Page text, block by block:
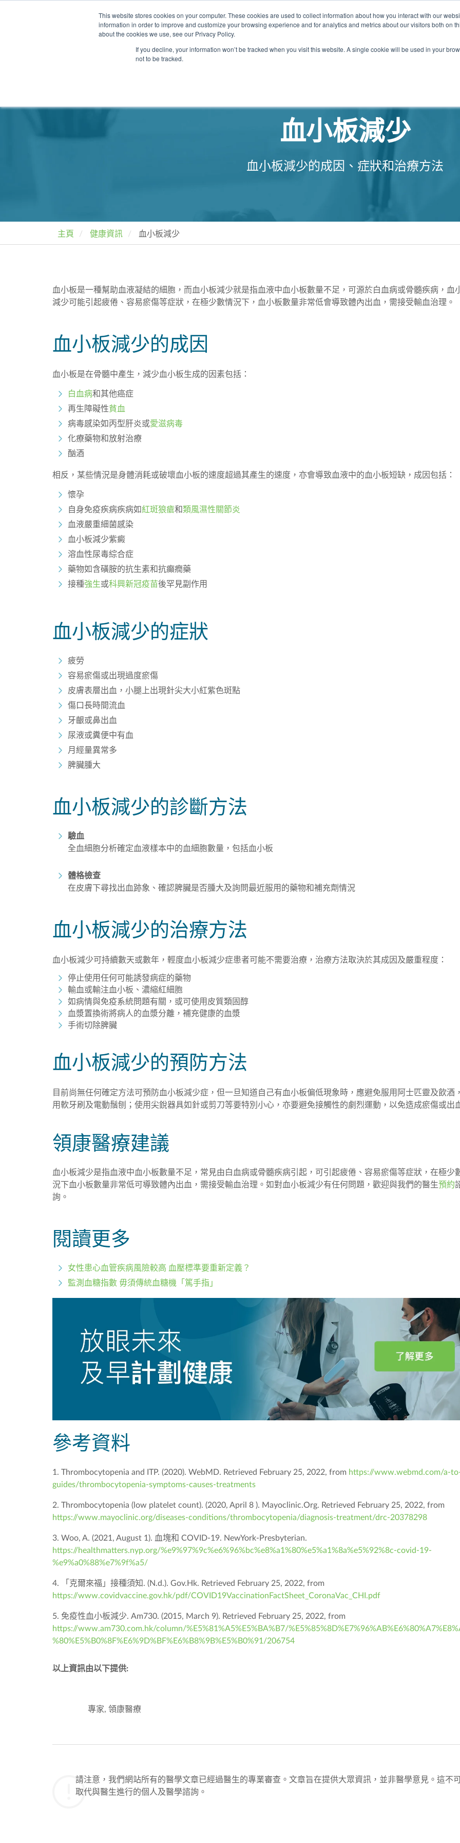
This website stores cookies on your computer. These cookies are used to collect information about how you interact with our
information in order to improve and customize your browsing experience and for analytics and metrics about our visitors both on
about the cookies we use, see our Privacy Policy.
If you decline, your information won’t be tracked when you visit this website. A single cookie will be used in your
not to be tracked.
關於我們 我們的診所 計劃 資源 最
我們的醫護團隊
血小板減少
血小板減少的成因、症狀和治療方法
主頁 健康資訊 血小板減少
血小板是一種幫助血液凝結的細胞，而血小板減少就是指血液中血小板數量不足，可源於白血病或骨髓疾病，血
減少可能引起疲倦、容易瘀傷等症狀，在極少數情況下，血小板數量非常低會導致體內出血，需接受輸血治理。
血小板減少的成因
血小板是在骨髓中產生，減少血小板生成的因素包括：
白血病和其他癌症
再生障礙性貧血
病毒感染如丙型肝炎或愛滋病毒
化療藥物和放射治療
酗酒
相反，某些情況是身體消耗或破壞血小板的速度超過其產生的速度，亦會導致血液中的血小板短缺，成因包括：
懷孕
自身免疫疾病疾病如 紅斑狼瘡和 類風濕性關節炎
血液嚴重細菌感染
血小板減少紫癜
溶血性尿毒綜合症
藥物如含磺胺的抗生素和抗癲癇藥
接種強生或科興新冠疫苗後罕見副作用
血小板減少的症狀
疲勞
容易瘀傷或出現過度瘀傷
皮膚表層出血，小腿上出現針尖大小紅紫色斑點
傷口長時間流血
牙齦或鼻出血
尿液或糞便中有血
月經量異常多
脾臟腫大
血小板減少的診斷方法
驗血
全血細胞分析確定血液樣本中的血細胞數量，包括血小板
體格檢查
在皮膚下尋找出血跡象、確認脾臟是否腫大及詢問最近服用的藥物和補充劑情況
血小板減少的治療方法
血小板減少可持續數天或數年，輕度血小板減少症患者可能不需要治療，治療方法取決於其成因及嚴重程度：
停止使用任何可能誘發病症的藥物
輸血或輸注血小板 、 濃縮紅細胞
如病情與免疫系統問題有關，或可使用皮質類固醇
血漿置換術將病人的血漿分離，補充健康的血漿
手術切除脾臟
血小板減少的預防方法
目前尚無任何確定方法可預防血小板減少症，但一旦知道自己有血小板偏低現象時，應避免服用阿士匹靈及飲酒
用軟牙刷及電動鬚刨；使用尖銳器具如針或剪刀等要特別小心，亦要避免接觸性的劇烈運動，以免造成瘀傷或出
領康醫療建議
血小板減少是指血液中血小板數量不足，常見由白血病或骨髓疾病引起，可引起疲倦、容易瘀傷等症狀，在極少
況下血小板數量非常低可導致體內出血，需接受輸血治理。如對血小板減少有任何問題，歡迎與我們的醫生預約
詢。
閱讀更多
女性患心血管疾病風險較高 血壓標準要重新定義？
監測血糖指數 毋須傳統血糖機「篤手指」
參考資料
1. Thrombocytopenia and ITP. (2020). WebMD. Retrieved February 25, 2022, from https://www.webmd.com/a-
guides/thrombocytopenia-symptoms-causes-treatments
2. Thrombocytopenia (low platelet count). (2020, April 8 ). Mayoclinic.Org. Retrieved February 25, 2022, from
https://www.mayoclinic.org/diseases-conditions/thrombocytopenia/diagnosis-treatment/drc-20378298
3. Woo, A. (2021, August 1). 血塊和 COVID-19. NewYork-Presbyterian.
https://healthmatters.nyp.org/%e9%97%9c%e6%96%bc%e8%a1%80%e5%a1%8a%e5%92%8c-covid-19-
%e9%a0%88%e7%9f%a5/
4. 「克爾來福」接種須知. (N.d.). Gov.Hk. Retrieved February 25, 2022, from
https://www.covidvaccine.gov.hk/pdf/COVID19VaccinationFactSheet_CoronaVac_CHI.pdf
5. 免疫性血小板減少. Am730. (2015, March 9). Retrieved February 25, 2022, from
https://www.am730.com.hk/column/%E5%81%A5%E5%BA%B7/
%80%E5%B0%8F%E6%9D%BF%E6%B8%9B%E5%B0%91/206754
以上資訊由以下提供:
專家, 領康醫療
請注意，我們網站所有的醫學文章已經過醫生的專業審查。文章旨在提供大眾資訊，並非醫學意見。這不
取代與醫生進行的個人及醫學諮詢。